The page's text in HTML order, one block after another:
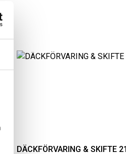
I 14-24
Artikelnr:DO0161
4 610
DÄCKFÖRVARING & SKIFTE